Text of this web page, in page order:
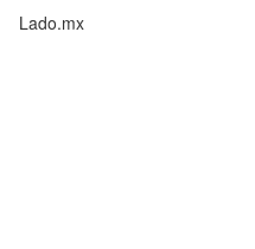
Lado.mx